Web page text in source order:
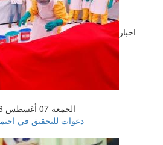
اخبار
الجمعة 07 أغسطس 2026 12:56 صباحاً
دعوات للتحقيق في